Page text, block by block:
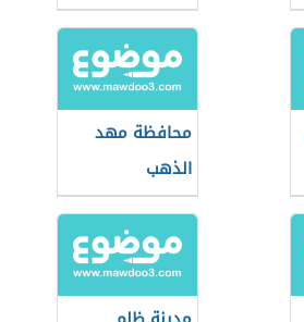
محافظة مهد
الذهب